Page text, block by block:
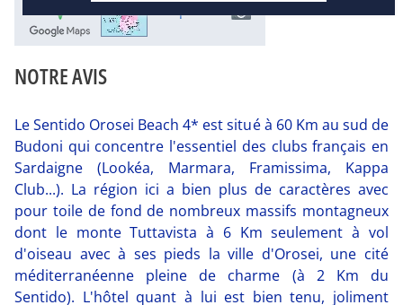
NOTRE AVIS
Le Sentido Orosei Beach 4* est situé à 60 Km au sud de
Budoni qui concentre l'essentiel des clubs français en
Sardaigne (Lookéa, Marmara, Framissima, Kappa
Club...). La région ici a bien plus de caractères avec
pour toile de fond de nombreux massifs montagneux
dont le monte Tuttavista à 6 Km seulement à vol
d'oiseau avec à ses pieds la ville d'Orosei, une cité
méditerranéenne pleine de charme (à 2 Km du
Sentido). L'hôtel quant à lui est bien tenu, joliment